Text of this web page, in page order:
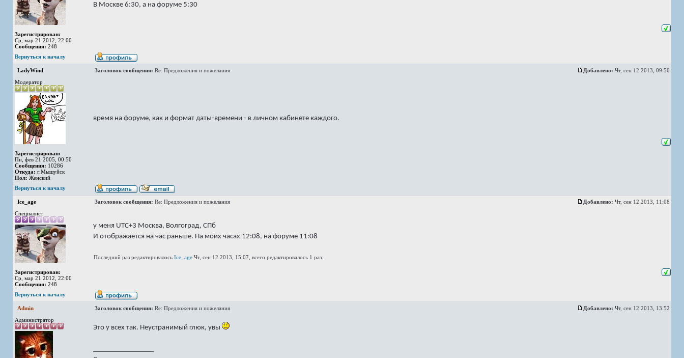
Зарегистрирован:
Ср, мар 21 2012, 22:00
Сообщения: 248
В Москве 6:30, а на форуме 5:30
Вернуться к началу
LadyWind Заголовок сообщения: Re: Предложения и пожелания Добавлено: Чт, сен 12 2013, 09:50
Модератор
Зарегистрирован:
Пн, фев 21 2005, 00:50
Сообщения: 10286
Откуда: г.Мышуйск
Пол: Женский
время на форуме, как и формат даты-времени - в личном кабинете каждого.
Вернуться к началу
Ice_age Заголовок сообщения: Re: Предложения и пожелания Добавлено: Чт, сен 12 2013, 11:08
Специалист
Зарегистрирован:
Ср, мар 21 2012, 22:00
Сообщения: 248
у меня UTC+3 Москва, Волгоград, СПб
И отображается на час раньше. На моих часах 12:08, на форуме 11:08
Последний раз редактировалось Ice_age Чт, сен 12 2013, 15:07, всего редактировалось 1 раз.
Вернуться к началу
Admin Заголовок сообщения: Re: Предложения и пожелания Добавлено: Чт, сен 12 2013, 13:52
Администратор
Это у всех так. Неустранимый глюк, увы